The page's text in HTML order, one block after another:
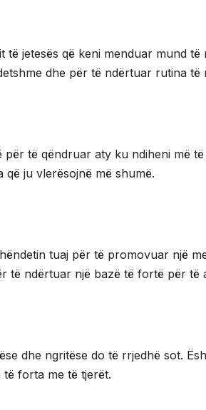
të jetesës që keni menduar mund
dhe për të ndërtuar rutina të
për të qëndruar aty ku ndiheni më
që ju vlerësojnë më shumë.
tuaj për të promovuar një
të ndërtuar një bazë të fortë për të
dhe ngritëse do të rrjedhë sot.
forta me të tjerët.